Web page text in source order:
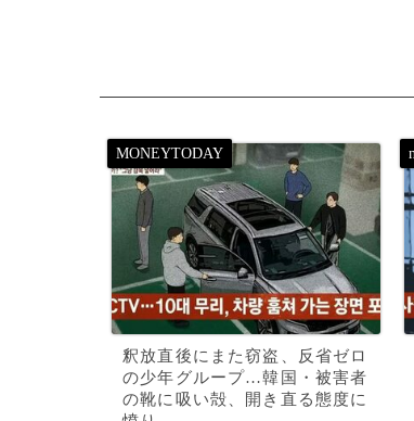
釈放直後にまた窃盗、反省ゼロ
の少年グループ…韓国・被害者
の靴に吸い殻、開き直る態度に